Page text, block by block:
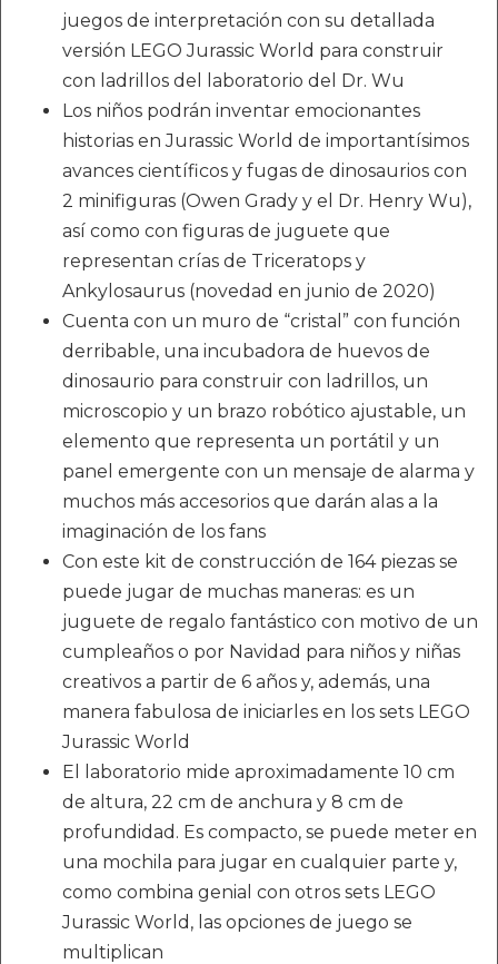
juegos de interpretación con su detallada
versión LEGO Jurassic World para construir
con ladrillos del laboratorio del Dr. Wu
Los niños podrán inventar emocionantes
historias en Jurassic World de importantísimos
avances científicos y fugas de dinosaurios con
2 minifiguras (Owen Grady y el Dr. Henry Wu),
así como con figuras de juguete que
representan crías de Triceratops y
Ankylosaurus (novedad en junio de 2020)
Cuenta con un muro de “cristal” con función
derribable, una incubadora de huevos de
dinosaurio para construir con ladrillos, un
microscopio y un brazo robótico ajustable, un
elemento que representa un portátil y un
panel emergente con un mensaje de alarma y
muchos más accesorios que darán alas a la
imaginación de los fans
Con este kit de construcción de 164 piezas se
puede jugar de muchas maneras: es un
juguete de regalo fantástico con motivo de un
cumpleaños o por Navidad para niños y niñas
creativos a partir de 6 años y, además, una
manera fabulosa de iniciarles en los sets LEGO
Jurassic World
El laboratorio mide aproximadamente 10 cm
de altura, 22 cm de anchura y 8 cm de
profundidad. Es compacto, se puede meter en
una mochila para jugar en cualquier parte y,
como combina genial con otros sets LEGO
Jurassic World, las opciones de juego se
multiplican